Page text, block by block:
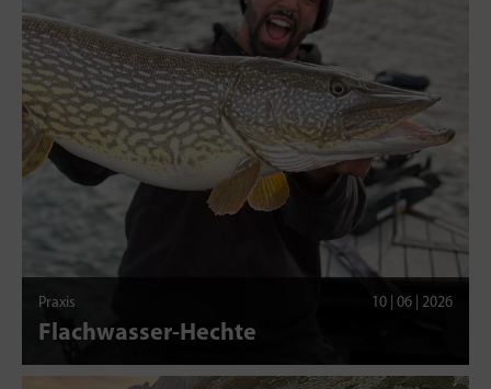
Praxis 10 | 06 | 2026
Flachwasser-Hechte